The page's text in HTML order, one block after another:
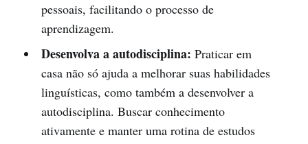
pessoais, facilitando o processo de
aprendizagem.
Desenvolva a autodisciplina: Praticar em
casa não só ajuda a melhorar suas habilidades
linguísticas, como também a desenvolver a
autodisciplina. Buscar conhecimento
ativamente e manter uma rotina de estudos